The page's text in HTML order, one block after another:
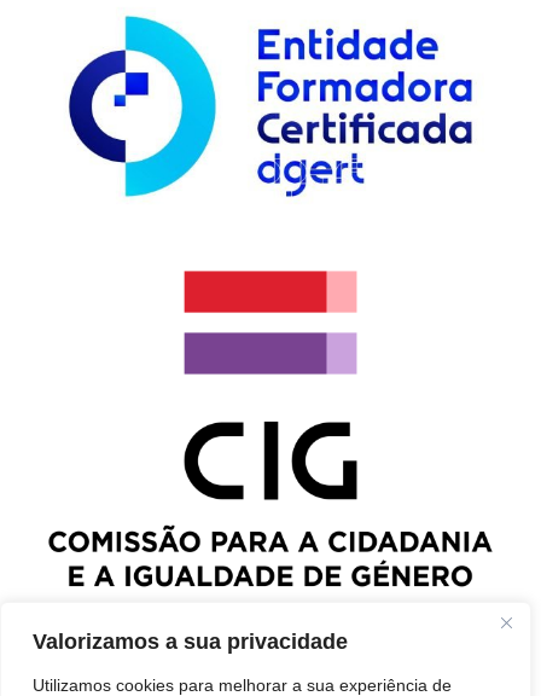
Valorizamos a sua privacidade
Utilizamos cookies para melhorar a sua experiência de